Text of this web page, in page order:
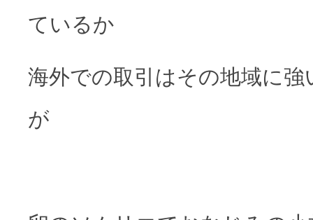
ているか
海外での取引はその地域に
が